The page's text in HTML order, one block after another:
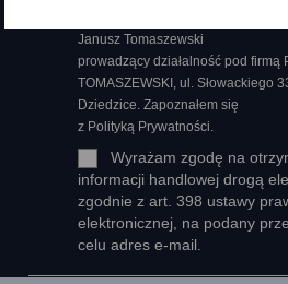
Janusz Tomaszewski
prowadzący działalność pod firmą
TOMASZEWSKI, ul. Słowackiego
Dziedzice. Zapoznałem się
z Polityką Prywatności.
Wyrażam zgodę na
informacji handlowej drogą
zgodnie z art. 398 ustawy
elektronicznej, na podany
celu adres e-mail.